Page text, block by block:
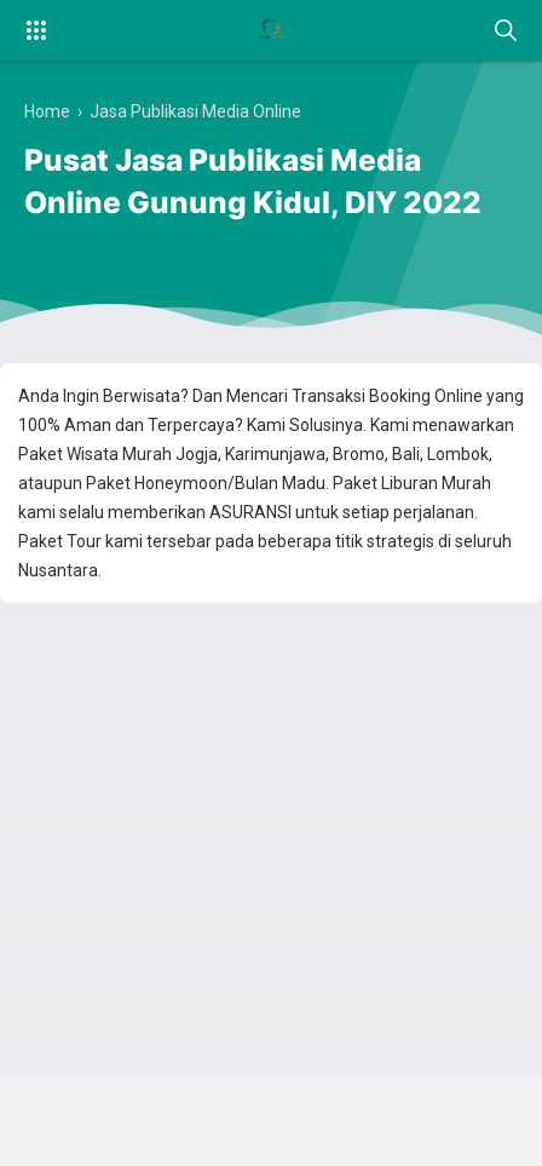
Anda Ingin Berwisata? Dan Mencari Transaksi Booking Online yang
100% Aman dan Terpercaya? Kami Solusinya. Kami menawarkan
Paket Wisata Murah Jogja, Karimunjawa, Bromo, Bali, Lombok,
ataupun Paket Honeymoon/Bulan Madu. Paket Liburan Murah
kami selalu memberikan ASURANSI untuk setiap perjalanan.
Paket Tour kami tersebar pada beberapa titik strategis di seluruh
Nusantara.
Home › Jasa Publikasi Media Online
Pusat Jasa Publikasi Media
Online Gunung Kidul, DIY 2022